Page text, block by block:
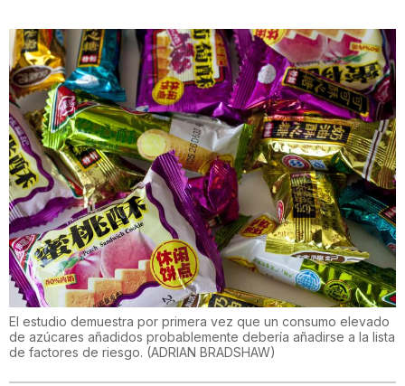
El estudio demuestra por primera vez que un consumo elevado
de azúcares añadidos probablemente debería añadirse a la lista
de factores de riesgo. (ADRIAN BRADSHAW)